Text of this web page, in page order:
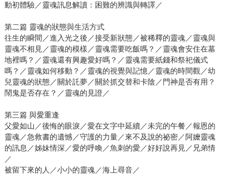
動初體驗／靈魂訊息解讀：困難的辨識與轉譯／
第二篇 靈魂的狀態與生活方式
往生的瞬間／進入光之後／接受新狀態／被稀釋的靈魂／靈魂與
靈魂不相見／靈魂的模樣／靈魂需要吃飯嗎？／靈魂會安住在墓
地裡嗎？／靈魂還有興趣愛好嗎？／靈魂需要紙錢和祭祀儀式
嗎？／靈魂如何移動？／靈魂的視覺與記憶／靈魂的時間觀／幼
兒靈魂的狀態／關於託夢／關於抓交替和卡陰／門神是否有用？
鬧鬼是否存在？／靈魂的見證／
第三篇 與愛重逢
父愛如山／後悔的眼淚／愛在文字中延續／未完的午餐／報恩的
靈魂／急救書的遺憾／守護的力量／來不及說的祕密／阿嬤靈魂
的訊息／姊妹情深／愛的呼喚／魚刺的愛／好好說再見／兄弟情
／
被留下來的人／小小的靈魂／海上尋音／